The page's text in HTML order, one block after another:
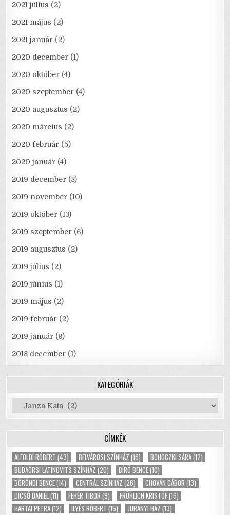
2021 július (2)
2021 május (2)
2021 január (2)
2020 december (1)
2020 október (4)
2020 szeptember (4)
2020 augusztus (2)
2020 március (2)
2020 február (5)
2020 január (4)
2019 december (8)
2019 november (10)
2019 október (13)
2019 szeptember (6)
2019 augusztus (2)
2019 július (2)
2019 június (1)
2019 május (2)
2019 február (2)
2019 január (9)
2018 december (1)
KATEGÓRIÁK
Kategóriák
CÍMKÉK
ALFÖLDI RÓBERT (43) BELVÁROSI SZÍNHÁZ (16) BOHOCZKI SÁRA(12)
BUDAÖRSI LATINOVITS SZÍNHÁZ (20) BÍRÓ BENCE(10)
BÖRÖNDI BENCE(14) CENTRÁL SZÍNHÁZ (26) CHOVÁN GÁBOR (13)
DICSŐ DÁNIEL(11) FEHÉR TIBOR (9) FRÖHLICH KRISTÓF(16)
HARTAI PETRA(12) ILYÉS RÓBERT (15) JURÁNYI HÁZ (13)